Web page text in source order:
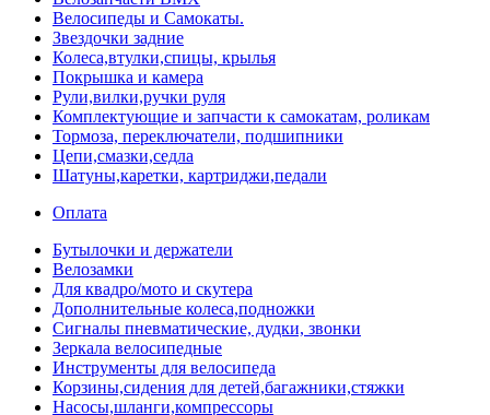
Велосипеды и Самокаты.
Звездочки задние
Колеса,втулки,спицы, крылья
Покрышка и камера
Рули,вилки,ручки руля
Комплектующие и запчасти к самокатам, роликам
Тормоза, переключатели, подшипники
Цепи,смазки,седла
Шатуны,каретки, картриджи,педали
Оплата
Бутылочки и держатели
Велозамки
Для квадро/мото и скутера
Дополнительные колеса,подножки
Сигналы пневматические, дудки, звонки
Зеркала велосипедные
Инструменты для велосипеда
Корзины,сидения для детей,багажники,стяжки
Насосы,шланги,компрессоры